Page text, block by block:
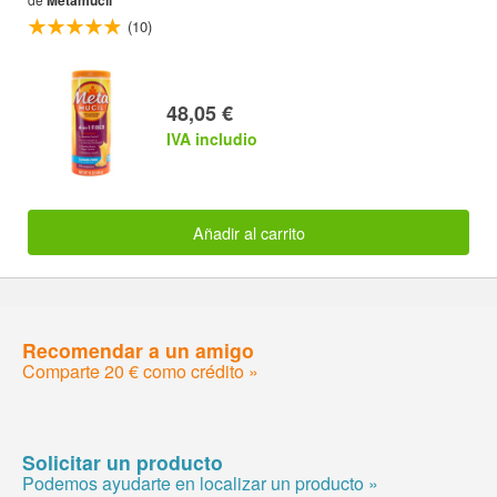
(10)
48,05 €
IVA includio
Añadir al carrito
Recomendar a un amigo
Comparte 20 € como crédito »
Solicitar un producto
Podemos ayudarte en localizar un producto »